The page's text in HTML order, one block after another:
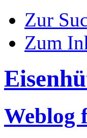
Zur
Zum
Weblog